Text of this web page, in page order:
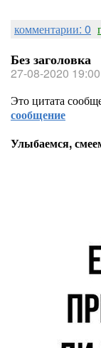
комментарии: 0
Без заголовка
27-08-2020 19:00
Это цитата
сообщение
Улыбаемся,